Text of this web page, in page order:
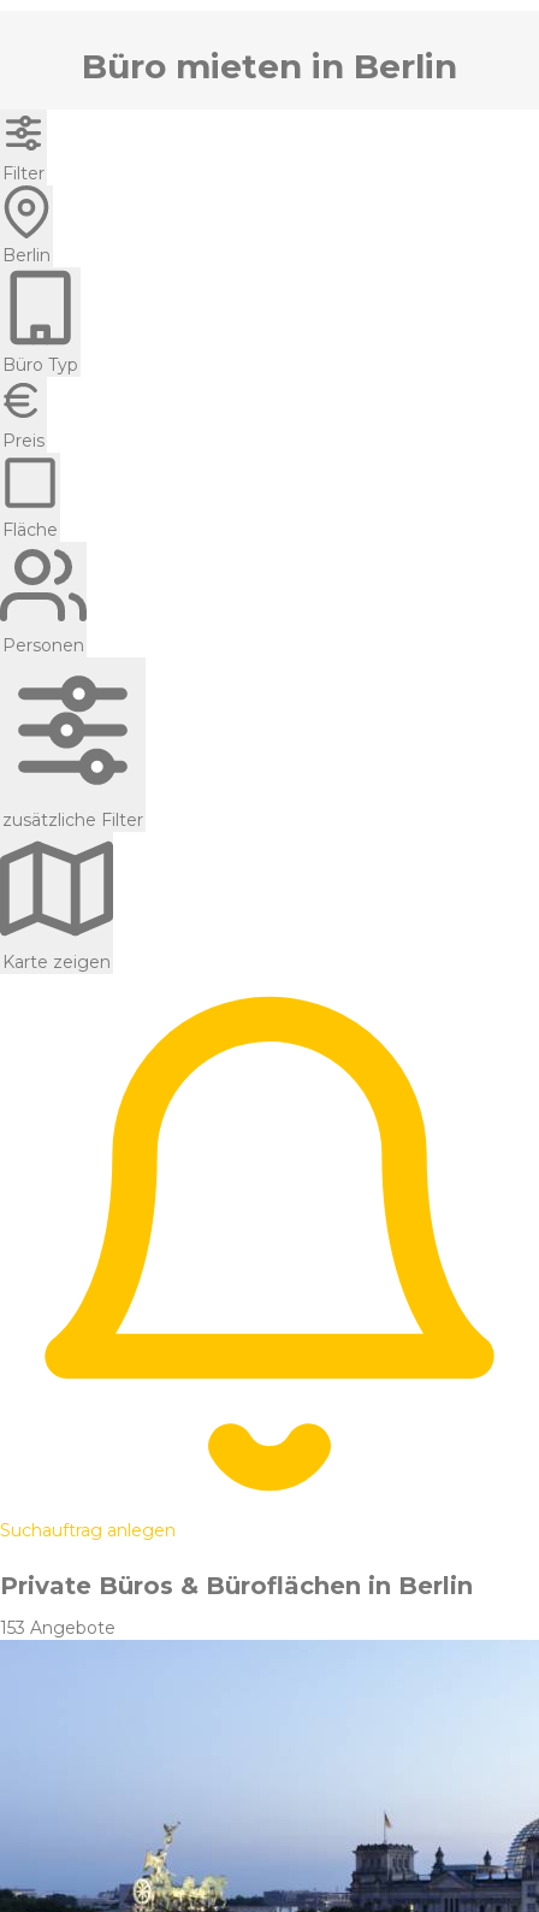
Büro mieten in Berlin
Filter
Berlin
Büro Typ
Preis
Fläche
Personen
zusätzliche Filter
Karte zeigen
Suchauftrag anlegen
Private Büros & Büroflächen in Berlin
153 Angebote